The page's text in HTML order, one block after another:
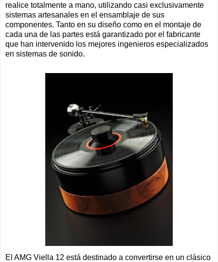
realice totalmente a mano, utilizando casi exclusivamente
sistemas artesanales en el ensamblaje de sus
componentes. Tanto en su diseño como en el montaje de
cada una de las partes está garantizado por el fabricante
que han intervenido los mejores ingenieros especializados
en sistemas de sonido.
El AMG Viella 12 está destinado a convertirse en un clásico